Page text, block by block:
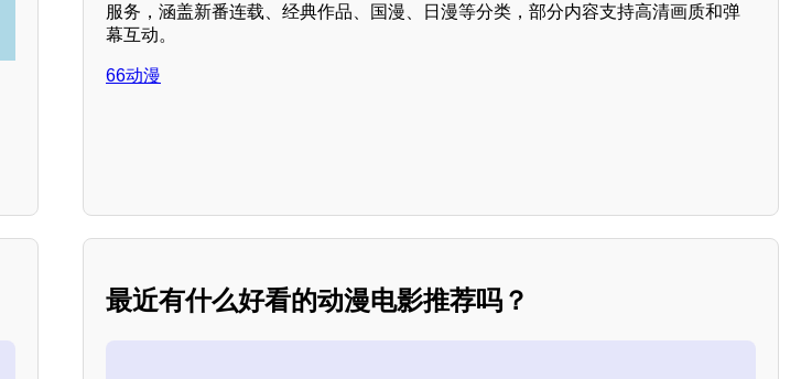
服务，涵盖新番连载、经典作品、国漫、日漫等分类，部分内容支持高清画质和弹
幕互动。
66动漫
最近有什么好看的动漫电影推荐吗？